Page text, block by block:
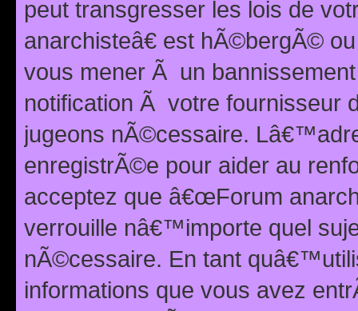
peut transgresser les lois de
anarchisteâ€ est hÃ©bergÃ©
vous mener Ã un
notification Ã votre fournisseur
jugeons nÃ©cessaire.
enregistrÃ©e pour aider au
acceptez que â€œForum
verrouille nâ€™importe quel
nÃ©cessaire. En tant
informations que vous avez